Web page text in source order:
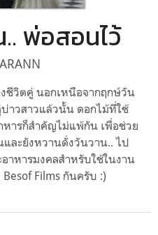
พ่อสอนไว้
ชีวิตคู่ นอกเหนือจากฤกษ์วัน
าวสาวแล้วนั้น ดอกไม้ที่ใช้
ารก็สำคัญไม่แพ้กัน เพื่อช่วย
ละยังหวานดั่งวันวาน.. ไป
าหารมงคลสำหรับใช้ในงาน
Films กันครับ :)